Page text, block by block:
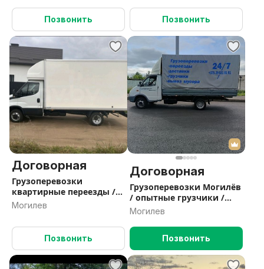
Позвонить Позвонить
Договорная
Грузоперевозки
квартирные переезды /
доставки /грузчики
Могилев
Позвонить
Договорная
Грузоперевозки Могилёв
/ опытные грузчики /
переезды /доставки /
Могилев
Позвонить